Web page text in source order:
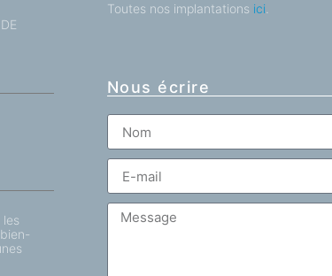
les
Toutes nos implantations ici.
Nous écrire